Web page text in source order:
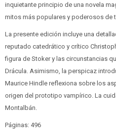
inquietante principio de una novela
mitos más populares y poderosos de
La presente edición incluye una
reputado catedrático y crítico
figura de Stoker y las circunstancias
Drácula. Asimismo, la perspicaz
Maurice Hindle reflexiona sobre los
origen del prototipo vampírico. La
Montalbán.
Páginas: 496